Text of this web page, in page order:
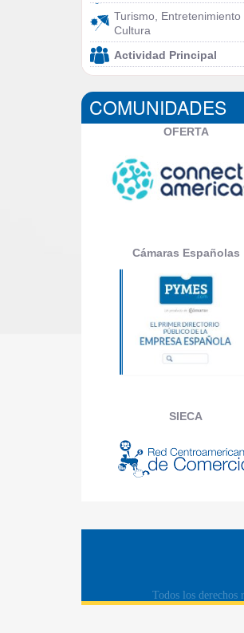
Turismo, Entretenimiento
Cultura
Actividad Principal
COMUNIDADES
OFERTA
Cámaras Españolas
SIECA
Todos los derechos